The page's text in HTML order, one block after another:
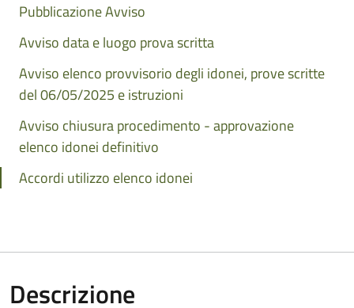
Pubblicazione Avviso
Avviso data e luogo prova scritta
Avviso elenco provvisorio degli idonei, prove scritte
del 06/05/2025 e istruzioni
Avviso chiusura procedimento - approvazione
elenco idonei definitivo
Accordi utilizzo elenco idonei
Descrizione